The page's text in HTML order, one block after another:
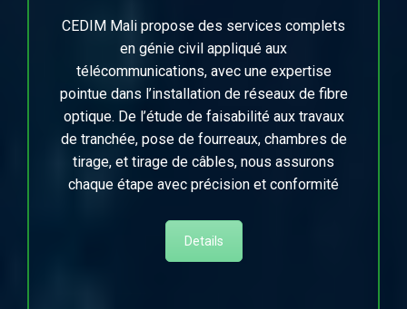
CEDIM Mali propose des services complets
en génie civil appliqué aux
télécommunications, avec une expertise
pointue dans l’installation de réseaux de fibre
optique. De l’étude de faisabilité aux travaux
de tranchée, pose de fourreaux, chambres de
tirage, et tirage de câbles, nous assurons
chaque étape avec précision et conformité
Details